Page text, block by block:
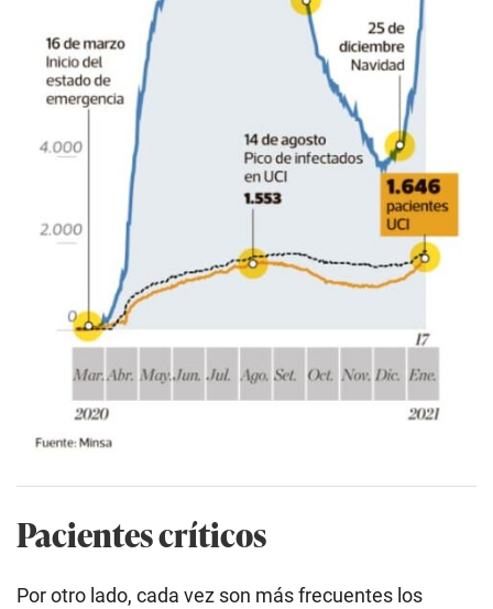
Pacientes críticos
Por otro lado, cada vez son más frecuentes los